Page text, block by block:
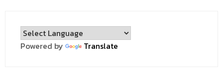
Powered by Translate